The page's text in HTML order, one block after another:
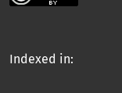
Indexed in: